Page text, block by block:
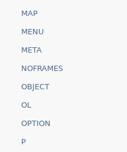
MAP
MENU
META
NOFRAMES
OBJECT
OL
OPTION
P